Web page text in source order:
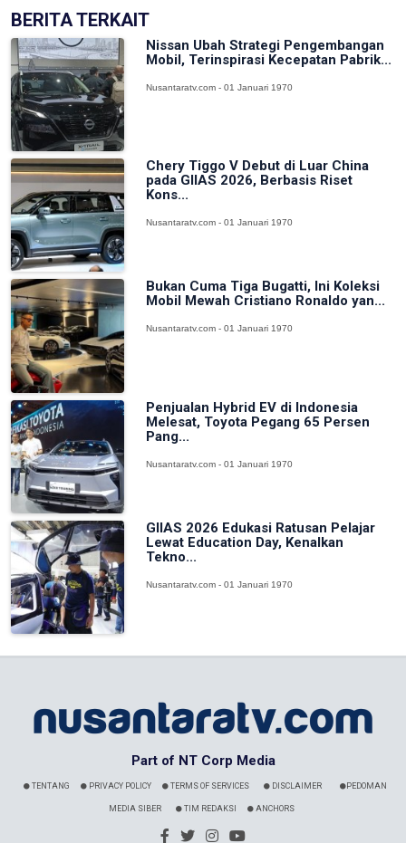
BERITA TERKAIT
Nissan Ubah Strategi Pengembangan
Mobil, Terinspirasi Kecepatan Pabrik...
Nusantaratv.com - 01 Januari 1970
Chery Tiggo V Debut di Luar China
pada GIIAS 2026, Berbasis Riset
Kons...
Nusantaratv.com - 01 Januari 1970
Bukan Cuma Tiga Bugatti, Ini Koleksi
Mobil Mewah Cristiano Ronaldo yan...
Nusantaratv.com - 01 Januari 1970
Penjualan Hybrid EV di Indonesia
Melesat, Toyota Pegang 65 Persen
Pang...
Nusantaratv.com - 01 Januari 1970
GIIAS 2026 Edukasi Ratusan Pelajar
Lewat Education Day, Kenalkan
Tekno...
Nusantaratv.com - 01 Januari 1970
Part of NT Corp Media
TENTANG PRIVACY POLICY TERMS OF SERVICES DISCLAIMER PEDOMAN
MEDIA SIBER TIM REDAKSI ANCHORS